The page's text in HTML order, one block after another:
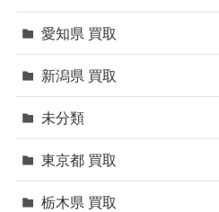
愛知県 買取
新潟県 買取
未分類
東京都 買取
栃木県 買取